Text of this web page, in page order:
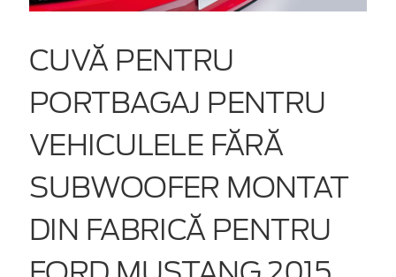
CUVĂ PENTRU
PORTBAGAJ PENTRU
VEHICULELE FĂRĂ
SUBWOOFER MONTAT
DIN FABRICĂ PENTRU